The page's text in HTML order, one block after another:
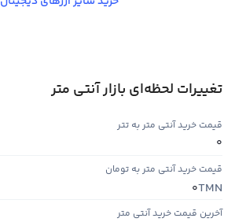
تغییرات لحظه‌ای بازار آنتی متر
قیمت خرید آنتی متر به تتر
0
قیمت خرید آنتی متر به تومان
TMN
0
آخرین قیمت خرید آنتی متر